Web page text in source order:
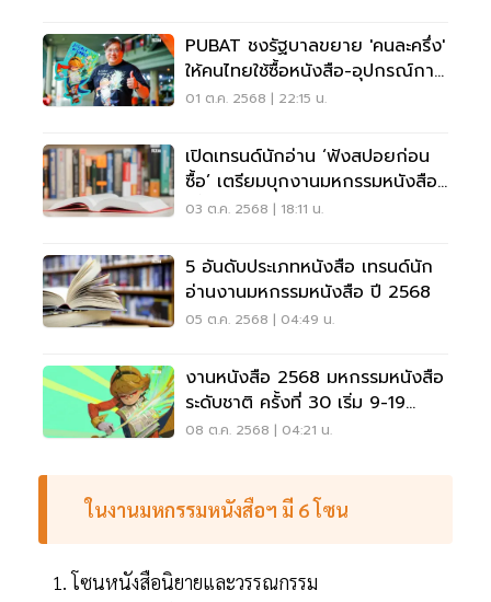
PUBAT ชงรัฐบาลขยาย 'คนละครึ่ง'
ให้คนไทยใช้ซื้อหนังสือ-อุปกรณ์การ
เรียน
01 ต.ค. 2568 | 22:15 น.
เปิดเทรนด์นักอ่าน ‘ฟังสปอยก่อน
ซื้อ’ เตรียมบุกงานมหกรรมหนังสือ
ครั้งที่ 30
03 ต.ค. 2568 | 18:11 น.
5 อันดับประเภทหนังสือ เทรนด์นัก
อ่านงานมหกรรมหนังสือ ปี 2568
05 ต.ค. 2568 | 04:49 น.
งานหนังสือ 2568 มหกรรมหนังสือ
ระดับชาติ ครั้งที่ 30 เริ่ม 9-19
ต.ค.68
08 ต.ค. 2568 | 04:21 น.
ในงานมหกรรมหนังสือฯ มี 6 โซน
โซนหนังสือนิยายและวรรณกรรม